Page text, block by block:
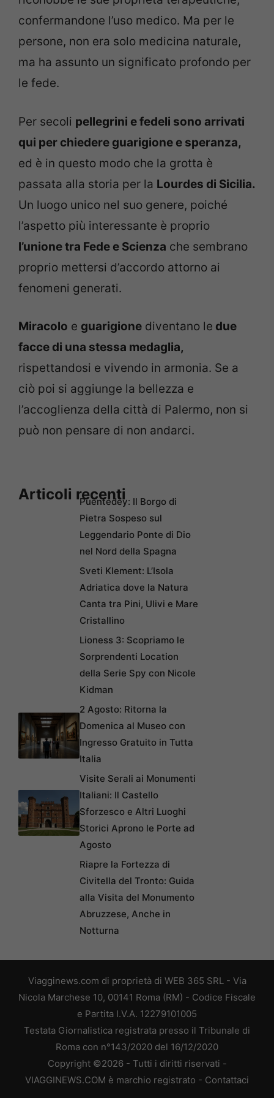
confermandone l’uso medico. Ma per le
persone, non era solo medicina naturale,
ma ha assunto un significato profondo per
le fede.
Per secoli pellegrini e fedeli sono arrivati
qui per chiedere guarigione e speranza,
ed è in questo modo che la grotta è
passata alla storia per la Lourdes di Sicilia.
Un luogo unico nel suo genere, poiché
l’aspetto più interessante è proprio
l’unione tra Fede e Scienza che sembrano
proprio mettersi d’accordo attorno ai
fenomeni generati.
Miracolo e guarigione diventano le due
facce di una stessa medaglia,
rispettandosi e vivendo in armonia. Se a
ciò poi si aggiunge la bellezza e
l’accoglienza della città di Palermo, non si
può non pensare di non andarci.
Articoli recentiPuentedey: Il Borgo di
Pietra Sospeso sul
Leggendario Ponte di Dio
nel Nord della Spagna
Sveti Klement: L’Isola
Adriatica dove la Natura
Canta tra Pini, Ulivi e Mare
Cristallino
Lioness 3: Scopriamo le
Sorprendenti Location
della Serie Spy con Nicole
Kidman
2 Agosto: Ritorna la
Domenica al Museo con
Ingresso Gratuito in Tutta
Italia
Visite Serali ai Monumenti
Italiani: Il Castello
Sforzesco e Altri Luoghi
Storici Aprono le Porte ad
Agosto
Riapre la Fortezza di
Civitella del Tronto: Guida
alla Visita del Monumento
Abruzzese, Anche in
Notturna
Viagginews.com di proprietà di WEB 365 SRL - Via
Nicola Marchese 10, 00141 Roma (RM) - Codice Fiscale
e Partita I.V.A. 12279101005
Testata Giornalistica registrata presso il Tribunale di
Roma con n°143/2020 del 16/12/2020
Copyright ©2026 - Tutti i diritti riservati -
VIAGGINEWS.COM è marchio registrato - Contattaci